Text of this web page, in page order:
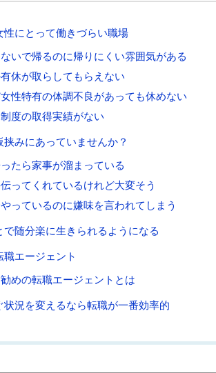
性にとって働きづらい職場
いで帰るのに帰りにくい雰囲気がある
休が取らしてもらえない
性特有の体調不良があっても休めない
度の取得実績がない
みにあっていませんか？
たら家事が溜まっている
ってくれているけれど大変そう
っているのに嫌味を言われてしまう
で随分楽に生きられるようになる
エージェント
めの転職エージェントとは
状況を変えるなら転職が一番効率的